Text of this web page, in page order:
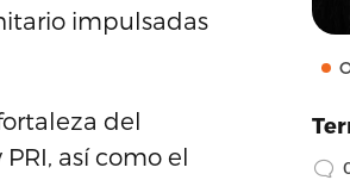
impulsadas
del
así como el